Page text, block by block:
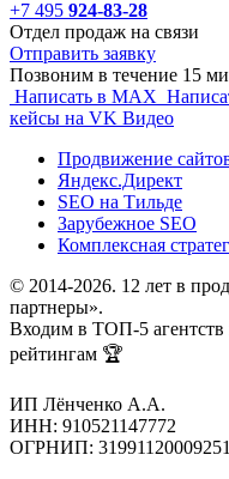
+7 495 924-83-28
Отдел продаж на связи
Отправить заявку
Позвоним в течение 15
Написать в MAX
кейсы на VK Видео
Продвижение
Яндекс.Директ
SEO на Тильде
Зарубежное SEO
Комплексная
© 2014-2026. 12 лет в
партнеры».
Входим в ТОП-5
рейтингам 🏆
ИП Лёнченко А.А.
ИНН: 910521147772
ОГРНИП: